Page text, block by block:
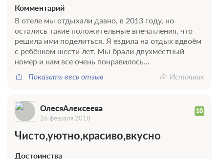
Комментарий
В отеле мы отдыхали давно, в 2013 году, но
остались такие положительные впечатления, что
решила ими поделиться. Я ездила на отдых вдвоём
с ребёнком шести лет. Мы брали двухместный
номер и нам все очень понравилось...
Показать весь отзыв
Источник
ОлесяАлексеева 10
26 февраля 2018
Чисто,уютно,красиво,вкусно
Достоинства